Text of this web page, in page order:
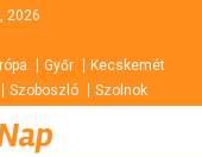
2026
Győr
Kecskemét
Szoboszló Szolnok